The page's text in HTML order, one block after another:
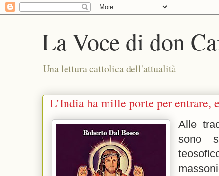
La Voce di don
Una lettura cattolica dell'attualità
L’India ha mille porte per entrare,
Alle
sono